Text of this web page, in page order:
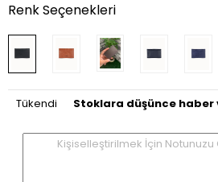
Renk Seçenekleri
Tükendi Stoklara düşünce haber
Kişiselleştirilmek İçin Notunuzu